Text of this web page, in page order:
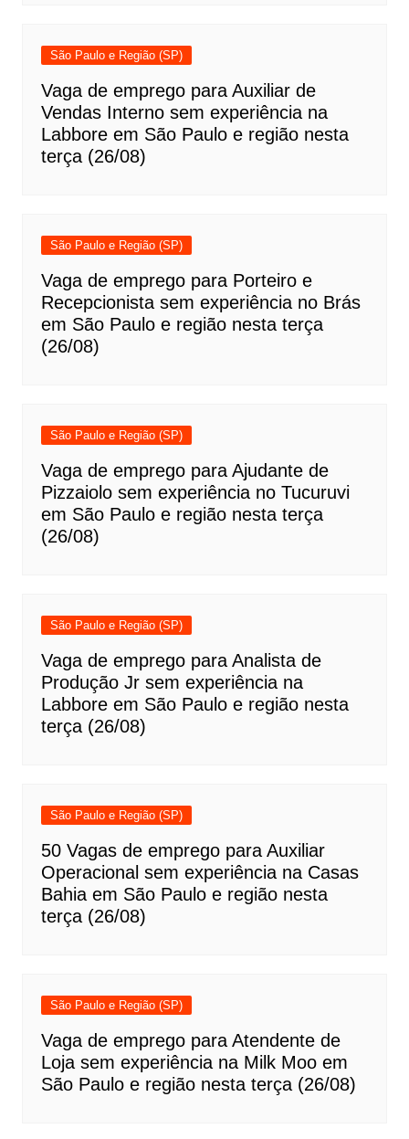
São Paulo e Região (SP)
Vaga de emprego para Auxiliar de
Vendas Interno sem experiência na
Labbore em São Paulo e região nesta
terça (26/08)
São Paulo e Região (SP)
Vaga de emprego para Porteiro e
Recepcionista sem experiência no Brás
em São Paulo e região nesta terça
(26/08)
São Paulo e Região (SP)
Vaga de emprego para Ajudante de
Pizzaiolo sem experiência no Tucuruvi
em São Paulo e região nesta terça
(26/08)
São Paulo e Região (SP)
Vaga de emprego para Analista de
Produção Jr sem experiência na
Labbore em São Paulo e região nesta
terça (26/08)
São Paulo e Região (SP)
50 Vagas de emprego para Auxiliar
Operacional sem experiência na Casas
Bahia em São Paulo e região nesta
terça (26/08)
São Paulo e Região (SP)
Vaga de emprego para Atendente de
Loja sem experiência na Milk Moo em
São Paulo e região nesta terça (26/08)